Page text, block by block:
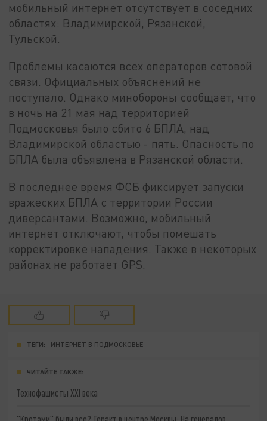
мобильный интернет отсутствует в соседних
областях: Владимирской, Рязанской,
Тульской.
Проблемы касаются всех операторов сотовой
связи. Официальных объяснений не
поступало. Однако минобороны сообщает, что
в ночь на 21 мая над территорией
Подмосковья было сбито 6 БПЛА, над
Владимирской областью - пять. Опасность по
БПЛА была объявлена в Рязанской области.
В последнее время ФСБ фиксирует запуски
вражеских БПЛА с территории России
диверсантами. Возможно, мобильный
интернет отключают, чтобы помешать
корректировке нападения. Также в некоторых
районах не работает GPS.
ТЕГИ: ИНТЕРНЕТ В ПОДМОСКОВЬЕ
ЧИТАЙТЕ ТАКЖЕ:
Технофашисты XXI века